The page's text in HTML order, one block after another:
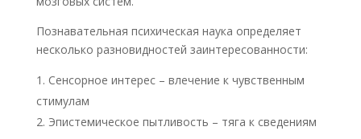
Познавательная психическая наука определяет
несколько разновидностей заинтересованности:
Сенсорное интерес – влечение к чувственным
стимулам
Эпистемическое пытливость – тяга к сведениям